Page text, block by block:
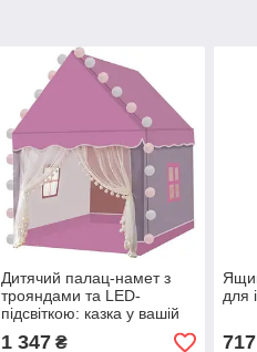
Дитячий палац-намет з
трояндами та LED-
підсвіткою: казка у вашій
кімнаті! Kruzzel
1 347₴
для
717